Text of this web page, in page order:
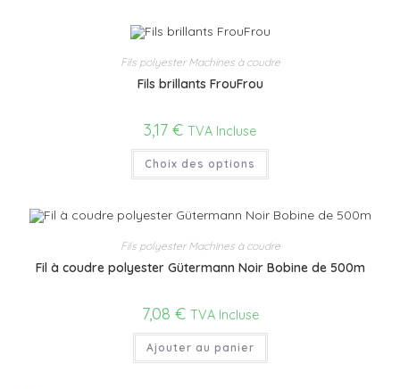
Fils polyester Machines à coudre
Fils brillants FrouFrou
3,17 € TVA Incluse
Choix des options
Fils polyester Machines à coudre
Fil à coudre polyester Gütermann Noir Bobine de 500m
7,08 € TVA Incluse
Ajouter au panier